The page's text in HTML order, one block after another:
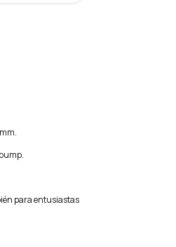
para entusiastas